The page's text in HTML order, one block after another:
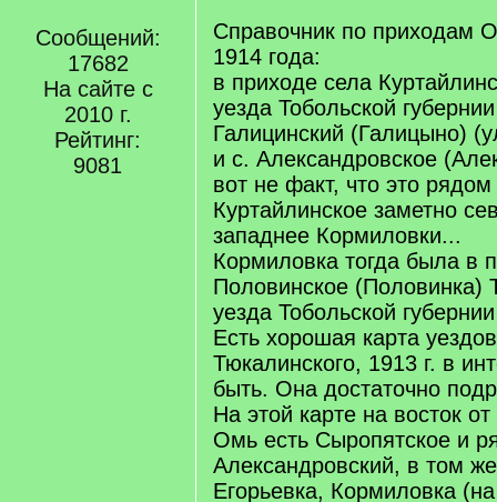
Сообщений:
17682
На сайте с
2010 г.
Рейтинг:
9081
q
]
Справочник по приходам
1914 года:
в приходе села
уезда Тобольской
Галицинский (Галицыно)
и с. Александровское
вот не факт, что это
Куртайлинское заметно
западнее Кормиловки...
Кормиловка тогда была в
Половинское (Половинка)
уезда Тобольской губернии
Есть хорошая карта
Тюкалинского, 1913 г. в
быть. Она достаточно
На этой карте на восток
Омь есть Сыропятское и
Александровский, в том
Егорьевка, Кормиловка